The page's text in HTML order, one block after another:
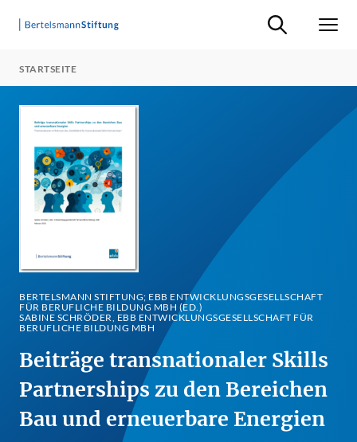
Suche ein-/
STARTSEITE
BERTELSMANN STIFTUNG; EBB ENTWICKLUNGSGESELLSCHAFT
FÜR BERUFLICHE BILDUNG MBH (ED.)
SABINE SCHRÖDER, EBB ENTWICKLUNGSGESELLSCHAFT FÜR
BERUFLICHE BILDUNG MBH
Beiträge transnationaler Skills
Partnerships zu den Bereichen
Bau und erneuerbare Energien